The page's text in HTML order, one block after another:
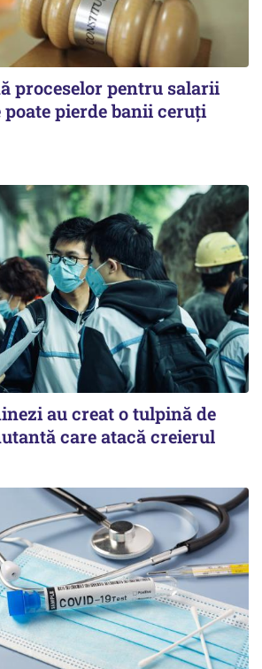
proceselor pentru salarii
pierde banii ceruți
au creat o tulpină de
care atacă creierul